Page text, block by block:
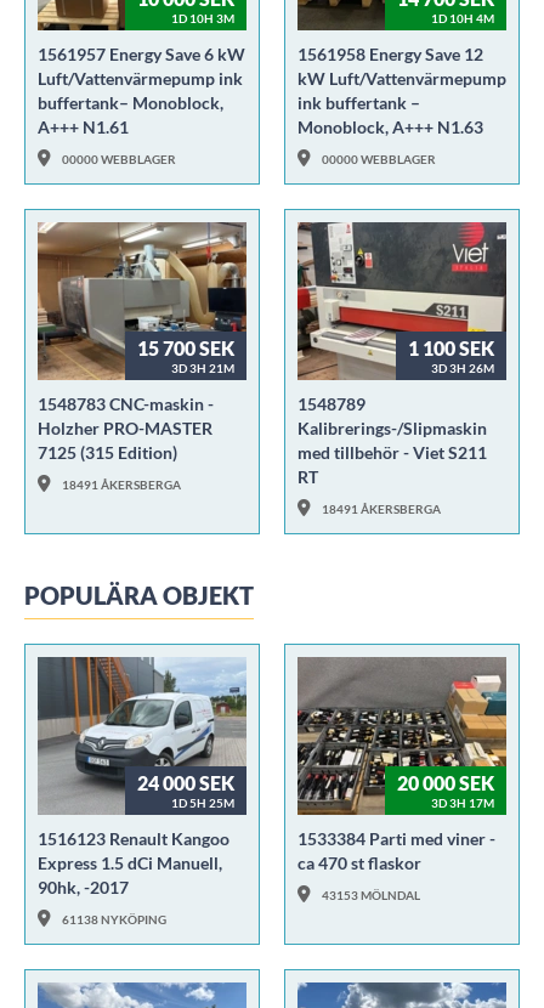
1D 10H 3M
1561957 Energy Save 6 kW
Luft/Vattenvärmepump ink
buffertank– Monoblock,
A+++ N1.61
00000 WEBBLAGER
1D 10H 4M
1561958 Energy Save 12
kW Luft/Vattenvärmepump
ink buffertank –
Monoblock, A+++ N1.63
00000 WEBBLAGER
15 700 SEK
3D 3H 21M
1548783 CNC-maskin -
Holzher PRO-MASTER
7125 (315 Edition)
18491 ÅKERSBERGA
1 100 SEK
3D 3H 26M
1548789
Kalibrerings-/Slipmaskin
med tillbehör - Viet S211
RT
18491 ÅKERSBERGA
POPULÄRA OBJEKT
24 000 SEK
1D 5H 25M
1516123 Renault Kangoo
Express 1.5 dCi Manuell,
90hk, -2017
61138 NYKÖPING
20 000 SEK
3D 3H 17M
1533384 Parti med viner -
ca 470 st flaskor
43153 MÖLNDAL